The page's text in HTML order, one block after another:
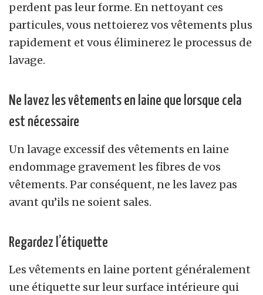
perdent pas leur forme. En nettoyant ces
particules, vous nettoierez vos vêtements plus
rapidement et vous éliminerez le processus de
lavage.
Ne lavez les vêtements en laine que lorsque cela
est nécessaire
Un lavage excessif des vêtements en laine
endommage gravement les fibres de vos
vêtements. Par conséquent, ne les lavez pas
avant qu’ils ne soient sales.
Regardez l’étiquette
Les vêtements en laine portent généralement
une étiquette sur leur surface intérieure qui